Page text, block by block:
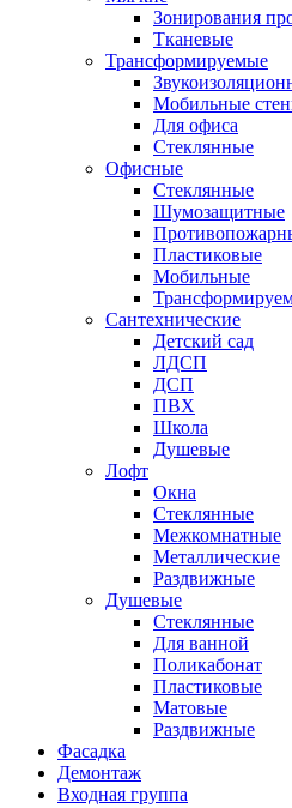
Зонирования
Тканевые
Трансформируемые
Мобильные
Для офиса
Стеклянные
Офисные
Стеклянные
Шумозащитные
Пластиковые
Мобильные
Сантехнические
Детский сад
ЛДСП
ДСП
ПВХ
Школа
Душевые
Лофт
Окна
Стеклянные
Межкомнатные
Металлические
Раздвижные
Душевые
Стеклянные
Для ванной
Поликабонат
Пластиковые
Матовые
Раздвижные
Фасадка
Демонтаж
Входная группа